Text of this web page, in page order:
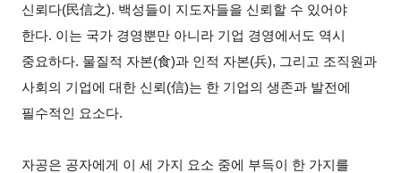
신뢰다(民信之). 백성들이 지도자들을 신뢰할 수 있어야
한다. 이는 국가 경영뿐만 아니라 기업 경영에서도 역시
중요하다. 물질적 자본(食)과 인적 자본(兵), 그리고 조직원과
사회의 기업에 대한 신뢰(信)는 한 기업의 생존과 발전에
필수적인 요소다.
자공은 공자에게 이 세 가지 요소 중에 부득이 한 가지를